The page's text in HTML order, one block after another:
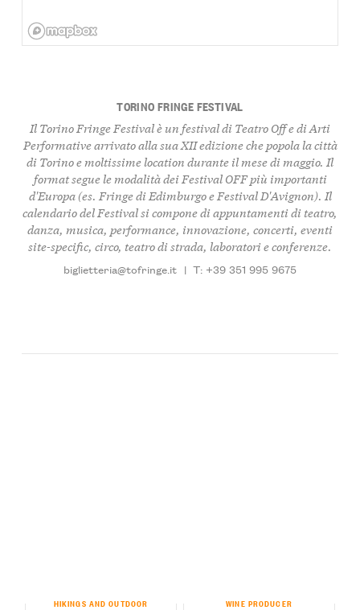
TORINO FRINGE FESTIVAL
Il Torino Fringe Festival è un festival di Teatro Off e di Arti
Performative arrivato alla sua XII edizione che popola la città
di Torino e moltissime location durante il mese di maggio. Il
format segue le modalità dei Festival OFF più importanti
d'Europa (es. Fringe di Edimburgo e Festival D'Avignon). Il
calendario del Festival si compone di appuntamenti di teatro,
danza, musica, performance, innovazione, concerti, eventi
site-specific, circo, teatro di strada, laboratori e conferenze.
biglietteria@tofringe.it | T: +39 351 995 9675
HIKINGS AND OUTDOOR WINE PRODUCER